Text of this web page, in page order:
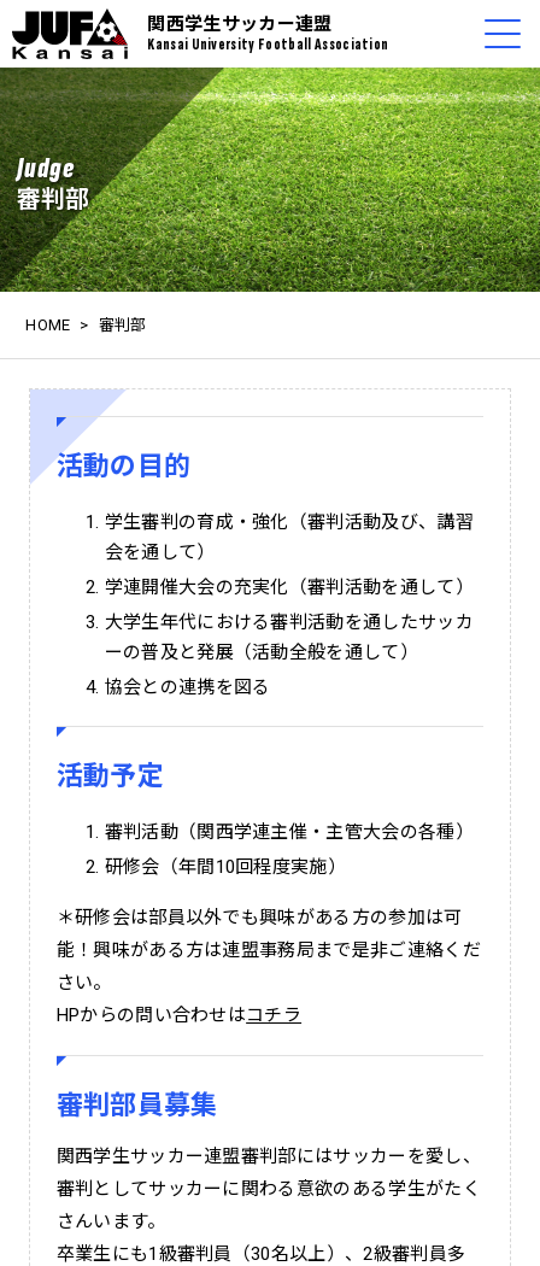
関西学生サッカー連盟
Kansai University Football Association
Judge
審判部
HOME > 審判部
活動の目的
学生審判の育成・強化（審判活動及び、講習
会を通して）
学連開催大会の充実化（審判活動を通して）
大学生年代における審判活動を通したサッカ
ーの普及と発展（活動全般を通して）
協会との連携を図る
活動予定
審判活動（関西学連主催・主管大会の各種）
研修会（年間10回程度実施）
＊研修会は部員以外でも興味がある方の参加は可
能！興味がある方は連盟事務局まで是非ご連絡くだ
さい。
HPからの問い合わせはコチラ
審判部員募集
関西学生サッカー連盟審判部にはサッカーを愛し、
審判としてサッカーに関わる意欲のある学生がたく
さんいます。
卒業生にも1級審判員（30名以上）、2級審判員多